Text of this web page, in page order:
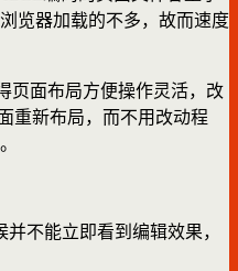
览器加载的不多，故而速度
页面布局方便操作灵活，改
重新布局，而不用改动程
不能立即看到编辑效果，